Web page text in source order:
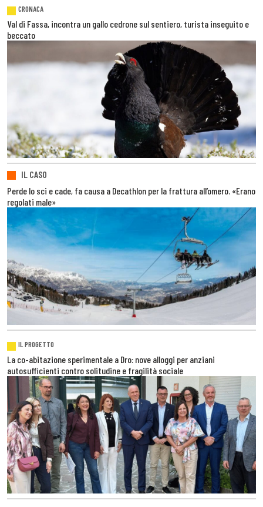
CRONACA
Val di Fassa, incontra un gallo cedrone sul sentiero, turista inseguito e
beccato
IL CASO
Perde lo sci e cade, fa causa a Decathlon per la frattura all’omero. «Erano
regolati male»
IL PROGETTO
La co-abitazione sperimentale a Dro: nove alloggi per anziani
autosufficienti contro solitudine e fragilità sociale